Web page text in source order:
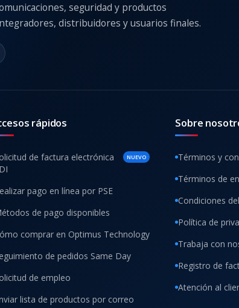
seguridad y productos
distribuidores y usuarios finales.
rápidos
de factura electrónica
NUEVO
pago en línea por PSE
de pago disponibles
comprar en Optimus Technology
de pedidos Same Day
de empleo
lista de productos por correo
Sobre
Términos y
Términos de
Condiciones
Política de
Trabaja con
Registro de
Atención al